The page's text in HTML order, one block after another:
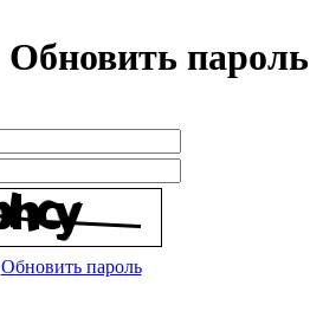
Обновить пароль
Обновить пароль